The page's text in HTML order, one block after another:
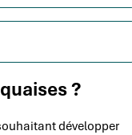
?
développer